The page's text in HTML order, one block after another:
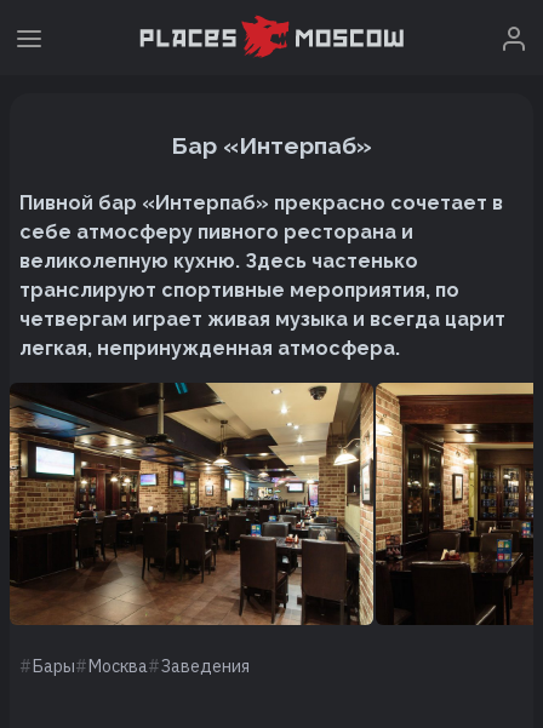
Бар «Интерпаб»
Пивной бар «Интерпаб» прекрасно сочетает в
себе атмосферу пивного ресторана и
великолепную кухню. Здесь частенько
транслируют спортивные мероприятия, по
четвергам играет живая музыка и всегда царит
легкая, непринужденная атмосфера.
Бары Москва Заведения